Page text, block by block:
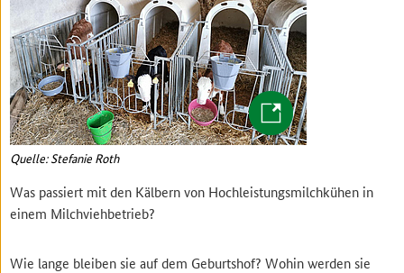
Quelle: Stefanie Roth
Was passiert mit den Kälbern von Hochleistungsmilchkühen in
einem Milchviehbetrieb?
Wie lange bleiben sie auf dem Geburtshof? Wohin werden sie